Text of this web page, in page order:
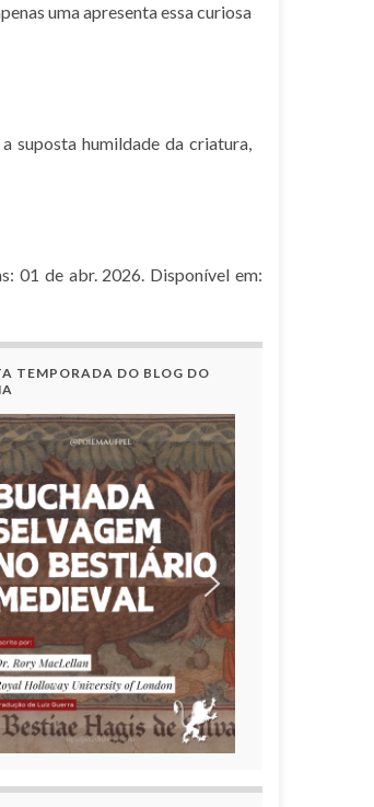
uma apresenta essa curiosa
suposta humildade da criatura,
01 de abr. 2026. Disponível em:
TEMPORADA DO BLOG DO